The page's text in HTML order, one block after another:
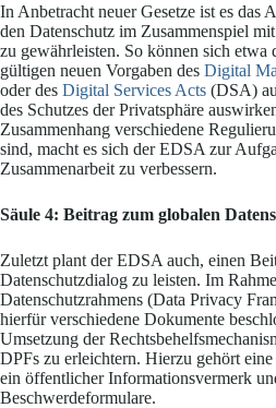
In Anbetracht neuer Gesetze ist es das
den Datenschutz im Zusammenspiel
zu gewährleisten. So können sich etwa
gültigen neuen Vorgaben des Digital
oder des Digital Services Acts (DSA)
des Schutzes der Privatsphäre
Zusammenhang verschiedene
sind, macht es sich der EDSA zur
Zusammenarbeit zu verbessern.
Säule 4: Beitrag zum globalen
Zuletzt plant der EDSA auch, einen
Datenschutzdialog zu leisten. Im
Datenschutzrahmens (Data Privacy
hierfür verschiedene Dokumente
Umsetzung der
DPFs zu erleichtern. Hierzu gehört
ein öffentlicher Informationsvermerk
Beschwerdeformulare.